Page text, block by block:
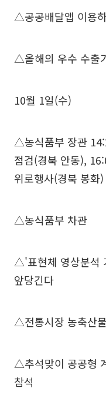
△공공배달앱 이용
△올해의 우수 수출
10월 1일(수)
△농식품부 장관
점검(경북 안동),
위로행사(경북 봉화)
△농식품부 차관
△'표현체 영상분석
앞당긴다
△전통시장 농축산
△추석맞이 공공형
참석